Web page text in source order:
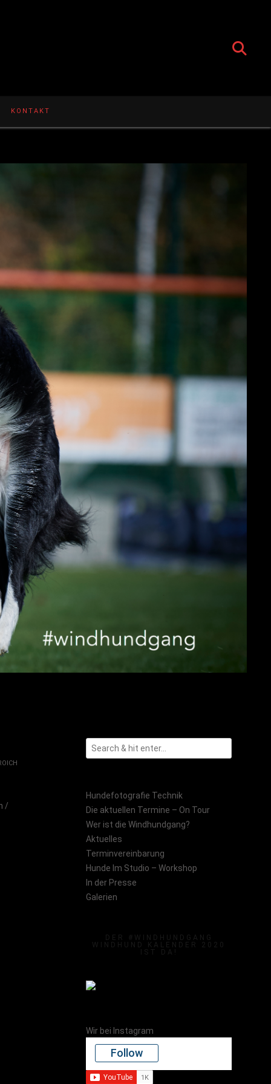
KONTAKT
/
Hundefotografie Technik
Die aktuellen Termine – On Tour
Wer ist die Windhundgang?
Aktuelles
Terminvereinbarung
Hunde Im Studio – Workshop
In der Presse
Galerien
DER #WINDHUNDGANG
WINDHUND KALENDER 2020
IST DA!
Wir bei Instagram
Follow